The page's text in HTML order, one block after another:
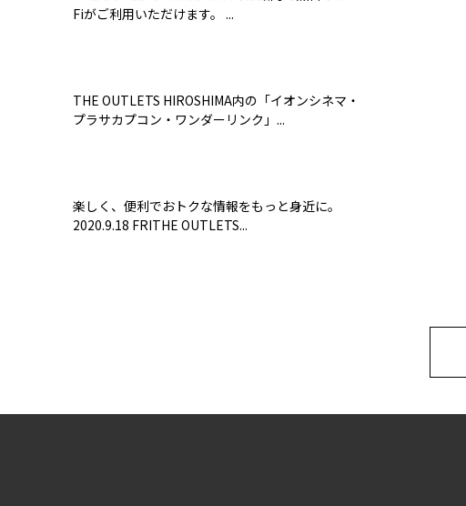
Fiがご利用いただけます。 ...
THE OUTLETS HIROSHIMA内の「イオンシネマ・
プラサカプコン・ワンダーリンク」...
楽しく、便利でおトクな情報をもっと身近に。
2020.9.18 FRITHE OUTLETS...